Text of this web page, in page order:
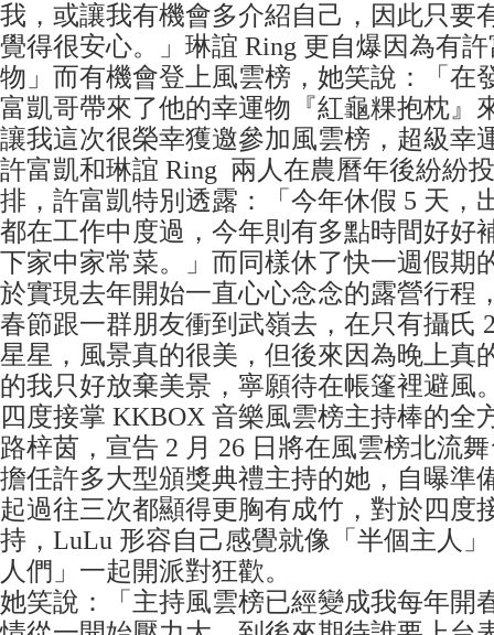
我，或讓我有機會多介紹自己，因此只要
覺得很安心。」琳誼 Ring 更自爆因為有
物」而有機會登上風雲榜，她笑說：「在
富凱哥帶來了他的幸運物『紅龜粿抱枕』
讓我這次很榮幸獲邀參加風雲榜，超級幸
許富凱和琳誼 Ring 兩人在農曆年後紛紛
排，許富凱特別透露：「今年休假 5 天，
都在工作中度過，今年則有多點時間好好
下家中家常菜。」而同樣休了快一週假期
於實現去年開始一直心心念念的露營行程
春節跟一群朋友衝到武嶺去，在只有攝氏
星星，風景真的很美，但後來因為晚上真
的我只好放棄美景，寧願待在帳篷裡避風
四度接掌 KKBOX 音樂風雲榜主持棒的全
路梓茵，宣告 2 月 26 日將在風雲榜北流
擔任許多大型頒獎典禮主持的她，自曝準
起過往三次都顯得更胸有成竹，對於四度
持，LuLu 形容自己感覺就像「半個主人
人們」一起開派對狂歡。
她笑說：「主持風雲榜已經變成我每年開